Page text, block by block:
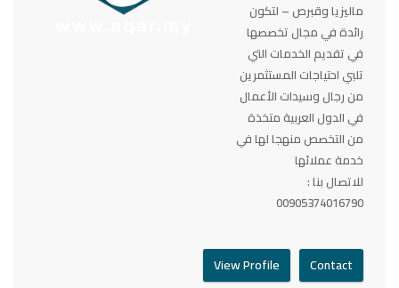
ماليزيا وقبرص – لتكون
رائدة في مجال تخصصها
في تقديم الخدمات التي
تلبي احتياجات المستثمرين
من رجال وسيدات الأعمال
في الدول العربية متخذة
من التخصص منهجا لها في
خدمة عملائها
للاتصال بنا :
00905374016790
Contact
View Profile